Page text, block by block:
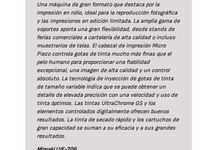
Una máquina de gran formato que destaca por la
impresión en rollo, ideal para la reproducción fotográfica
y las impresiones en edición limitada. La amplia gama de
soportes aporta una gran flexibilidad, desde stands de
ferias comerciales a cartelería de alta calidad o incluso
muestrarios de telas. El cabezal de impresión Micro
Piezo controla gotas de tinta mucho más finas que el
pelo humano para proporcionar una fiabilidad
excepcional, una imagen de alta calidad y un control
absoluto. La tecnología de inyección de gotas de tinta
de tamaño variable indica que se puede obtener un
detalle de elevada precisión con una velocidad y uso de
tinta óptimos. Las tintas UltraChrome GS y los
elementos controlados digitalmente ofrecen buenos
resultados. La tinta de secado rápido y los cartuchos de
gran capacidad se suman a su eficacia y a sus grandes
resultados.